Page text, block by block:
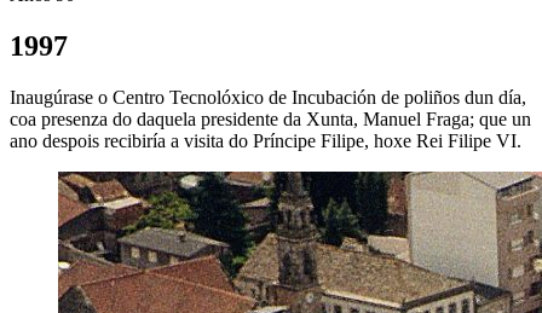
1997
Inaugúrase o Centro Tecnolóxico de Incubación de poliños dun día,
coa presenza do daquela presidente da Xunta, Manuel Fraga; que un
ano despois recibiría a visita do Príncipe Filipe, hoxe Rei Filipe VI.